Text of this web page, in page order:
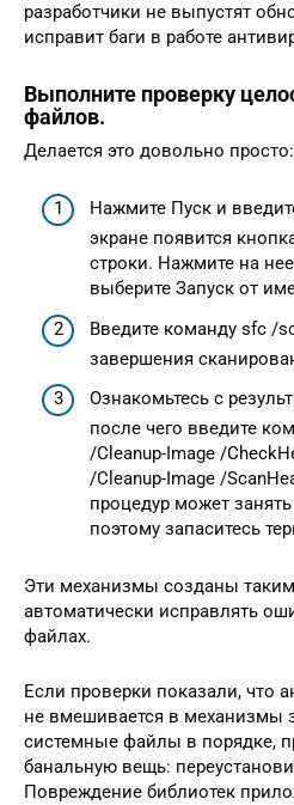
разработчики не выпустят
исправит баги в работе
Выполните проверку
файлов.
Делается это довольно просто:
Нажмите Пуск и
экране появится
строки. Нажмите на
выберите Запуск от
Введите команду sfc /
завершения
Ознакомьтесь с
после чего введите
/Cleanup-Image /
/Cleanup-Image /
процедур может
поэтому запаситесь
Эти механизмы созданы
автоматически исправлять
файлах.
Если проверки показали, что
не вмешивается в механизмы
системные файлы в порядке,
банальную вещь:
Повреждение библиотек